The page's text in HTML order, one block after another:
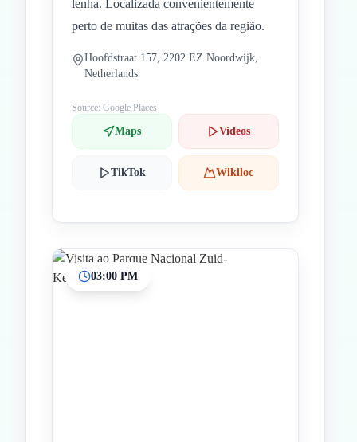
lenha. Localizada convenientemente
perto de muitas das atrações da região.
Hoofdstraat 157, 2202 EZ Noordwijk,
Netherlands
Source: Google Places
Maps Videos
TikTok Wikiloc
03:00 PM